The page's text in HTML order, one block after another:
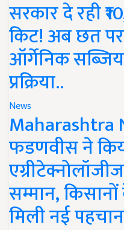
सरकार दे रही
किट! अब छत
ऑर्गेनिक
प्रक्रिया..
News
Maharashtra
फडणवीस ने
सम्मान,
मिली नई